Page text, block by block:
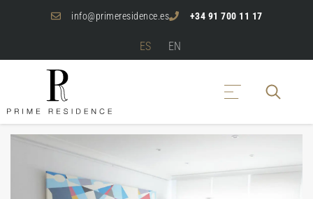
info@primeresidence.es +34 91 700 11 17
ES EN